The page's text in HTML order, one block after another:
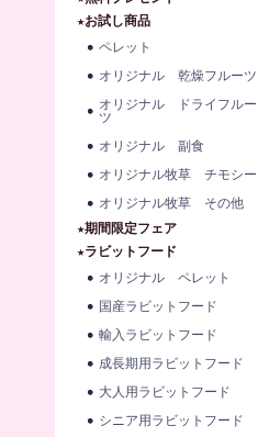
★お試し商品
ペレット
オリジナル 乾燥フルーツ
オリジナル ドライフルー
ツ
オリジナル 副食
オリジナル牧草 チモシー
オリジナル牧草 その他
★期間限定フェア
★ラビットフード
オリジナル ペレット
国産ラビットフード
輸入ラビットフード
成長期用ラビットフード
大人用ラビットフード
シニア用ラビットフード